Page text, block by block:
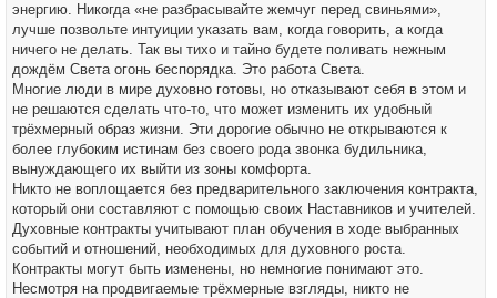
энергию. Никогда «не разбрасывайте жемчуг перед свиньями»,
лучше позвольте интуиции указать вам, когда говорить, а когда
ничего не делать. Так вы тихо и тайно будете поливать нежным
дождём Света огонь беспорядка. Это работа Света.
Многие люди в мире духовно готовы, но отказывают себя в этом и
не решаются сделать что-то, что может изменить их удобный
трёхмерный образ жизни. Эти дорогие обычно не открываются к
более глубоким истинам без своего рода звонка будильника,
вынуждающего их выйти из зоны комфорта.
Никто не воплощается без предварительного заключения контракта,
который они составляют с помощью своих Наставников и учителей.
Духовные контракты учитывают план обучения в ходе выбранных
событий и отношений, необходимых для духовного роста.
Контракты могут быть изменены, но немногие понимают это.
Несмотря на продвигаемые трёхмерные взгляды, никто не